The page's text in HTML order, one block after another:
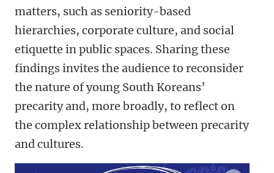
matters, such as seniority-based
hierarchies, corporate culture, and social
etiquette in public spaces. Sharing these
findings invites the audience to reconsider
the nature of young South Koreans’
precarity and, more broadly, to reflect on
the complex relationship between precarity
and cultures.